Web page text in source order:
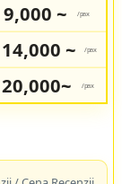
9,000 ~ /pax
14,000 ~ /pax
20,000~ /pax